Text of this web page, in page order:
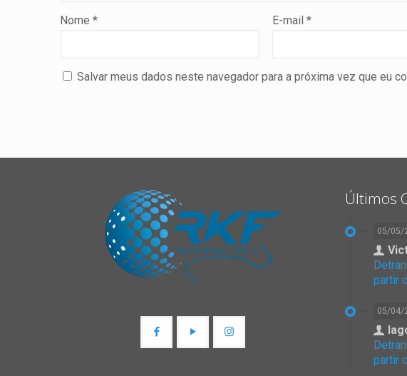
Nome * E-mail*
Salvar meus dados neste navegador para a próxima vez que eu
Últimos
05/05/
partir
05/04/
partir